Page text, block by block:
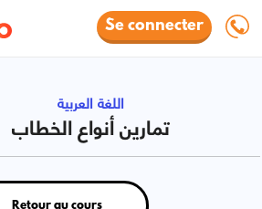
Se connecter
اللغة العربية
تمارين أنواع الخطاب
Retour au cours